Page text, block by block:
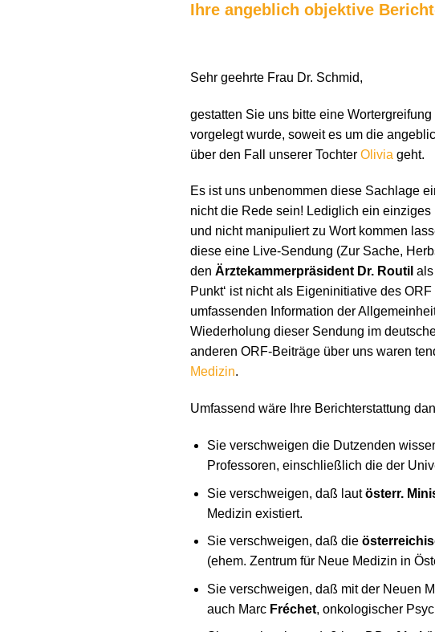
Ihre angeblich objektive
Sehr geehrte Frau Dr. Schmid,
gestatten Sie uns bitte eine
vorgelegt wurde, soweit es um die
über den Fall unserer Tochter Olivia geht.
Es ist uns unbenommen diese Sachlage
nicht die Rede sein! Lediglich ein
und nicht manipuliert zu Wort kommen
diese eine Live-Sendung (Zur Sache,
den Ärztekammerpräsident Dr. Routil
Punkt‘ ist nicht als Eigeninitiative des
umfassenden Information der
Wiederholung dieser Sendung im
anderen ORF-Beiträge über uns waren
Medizin.
Umfassend wäre Ihre Berichterstattung
Sie verschweigen die Dutzenden
Professoren, einschließlich die der
Sie verschweigen, daß lautösterr.
Medizin existiert.
Sie verschweigen, daß die
(ehem. Zentrum für Neue Medizin in
Sie verschweigen, daß mit der Neuen
auch Marc Fréchet, onkologischer